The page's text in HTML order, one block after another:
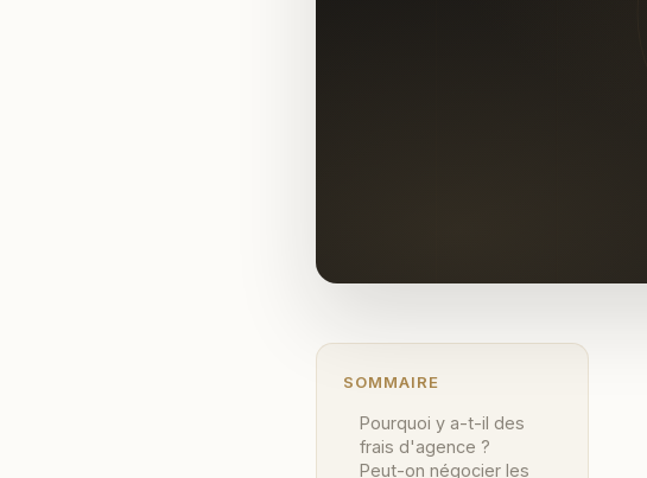
SOMMAIRE
Pourquoi y a-t-il des
frais d'agence ?
Peut-on négocier les